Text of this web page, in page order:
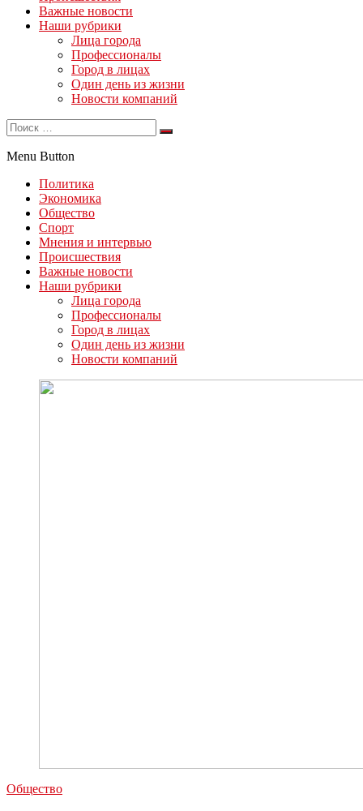
Важные новости
Наши рубрики
Лица города
Профессионалы
Город в лицах
Один день из жизни
Новости компаний
Menu Button
Политика
Экономика
Общество
Спорт
Мнения и интервью
Происшествия
Важные новости
Наши рубрики
Лица города
Профессионалы
Город в лицах
Один день из жизни
Новости компаний
Общество